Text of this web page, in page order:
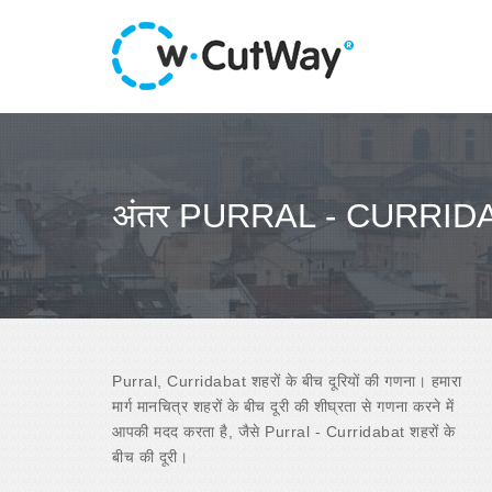
अंतर PURRAL -
Purral, Curridabat शहरों के बीच दूरियों की गणना। हमारा
मार्ग मानचित्र शहरों के बीच दूरी की शीघ्रता से गणना करने में
आपकी मदद करता है, जैसे Purral - Curridabat शहरों के
बीच की दूरी।